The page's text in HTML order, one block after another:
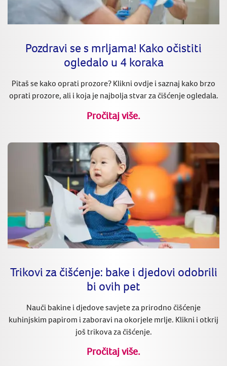
Pozdravi se s mrljama! Kako očistiti
ogledalo u 4 koraka
Pitaš se kako oprati prozore? Klikni ovdje i saznaj kako brzo
oprati prozore, ali i koja je najbolja stvar za čišćenje ogledala.
Pročitaj više.
Trikovi za čišćenje: bake i djedovi odobrili
bi ovih pet
Nauči bakine i djedove savjete za prirodno čišćenje
kuhinjskim papirom i zaboravi na okorjele mrlje. Klikni i otkrij
još trikova za čišćenje.
Pročitaj više.